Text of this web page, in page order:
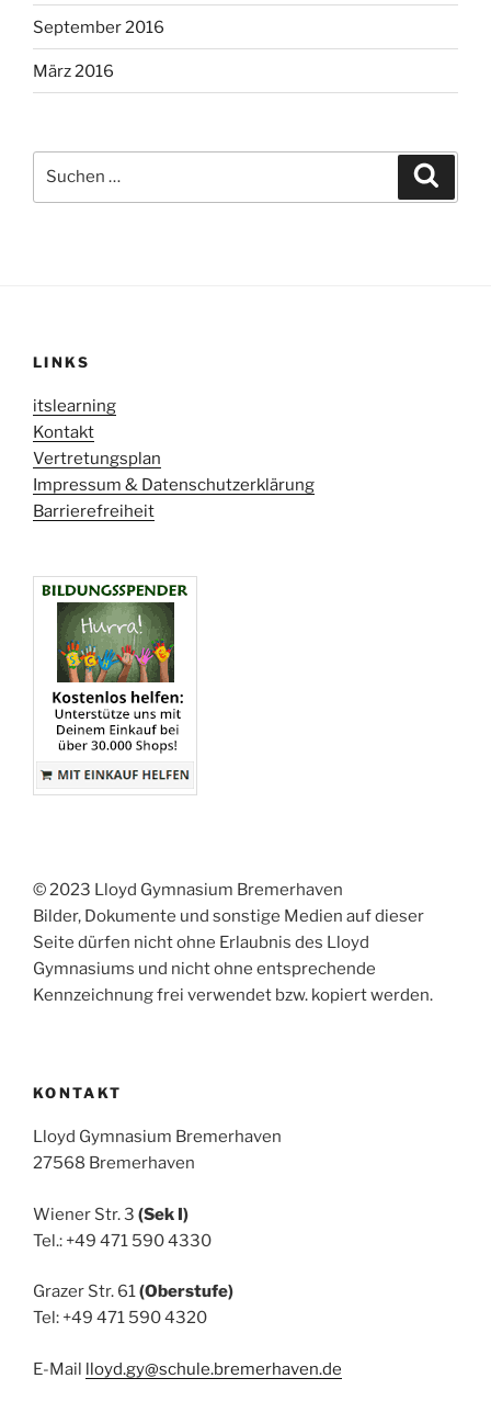
September 2016
März 2016
nach:
LINKS
itslearning
Kontakt
Vertretungsplan
Impressum & Datenschutzerklärung
Barrierefreiheit
© 2023 Lloyd Gymnasium Bremerhaven
Bilder, Dokumente und sonstige Medien auf dieser
Seite dürfen nicht ohne Erlaubnis des Lloyd
Gymnasiums und nicht ohne entsprechende
Kennzeichnung frei verwendet bzw. kopiert werden.
KONTAKT
Lloyd Gymnasium Bremerhaven
27568 Bremerhaven
Wiener Str. 3 (Sek I)
Tel.: +49 471 590 4330
Grazer Str. 61(Oberstufe)
Tel: +49 471 590 4320
E-Mail lloyd.gy@schule.bremerhaven.de